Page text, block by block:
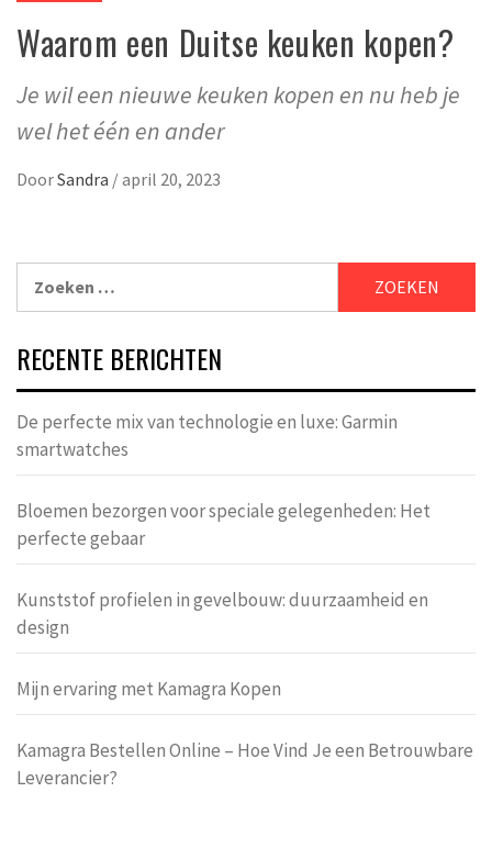
Waarom een Duitse keuken kopen?
Je wil een nieuwe keuken kopen en nu heb je
wel het één en ander
DoorSandra /april 20, 2023
naar:
RECENTE BERICHTEN
De perfecte mix van technologie en luxe: Garmin
smartwatches
Bloemen bezorgen voor speciale gelegenheden: Het
perfecte gebaar
Kunststof profielen in gevelbouw: duurzaamheid en
design
Mijn ervaring met Kamagra Kopen
Kamagra Bestellen Online – Hoe Vind Je een Betrouwbare
Leverancier?